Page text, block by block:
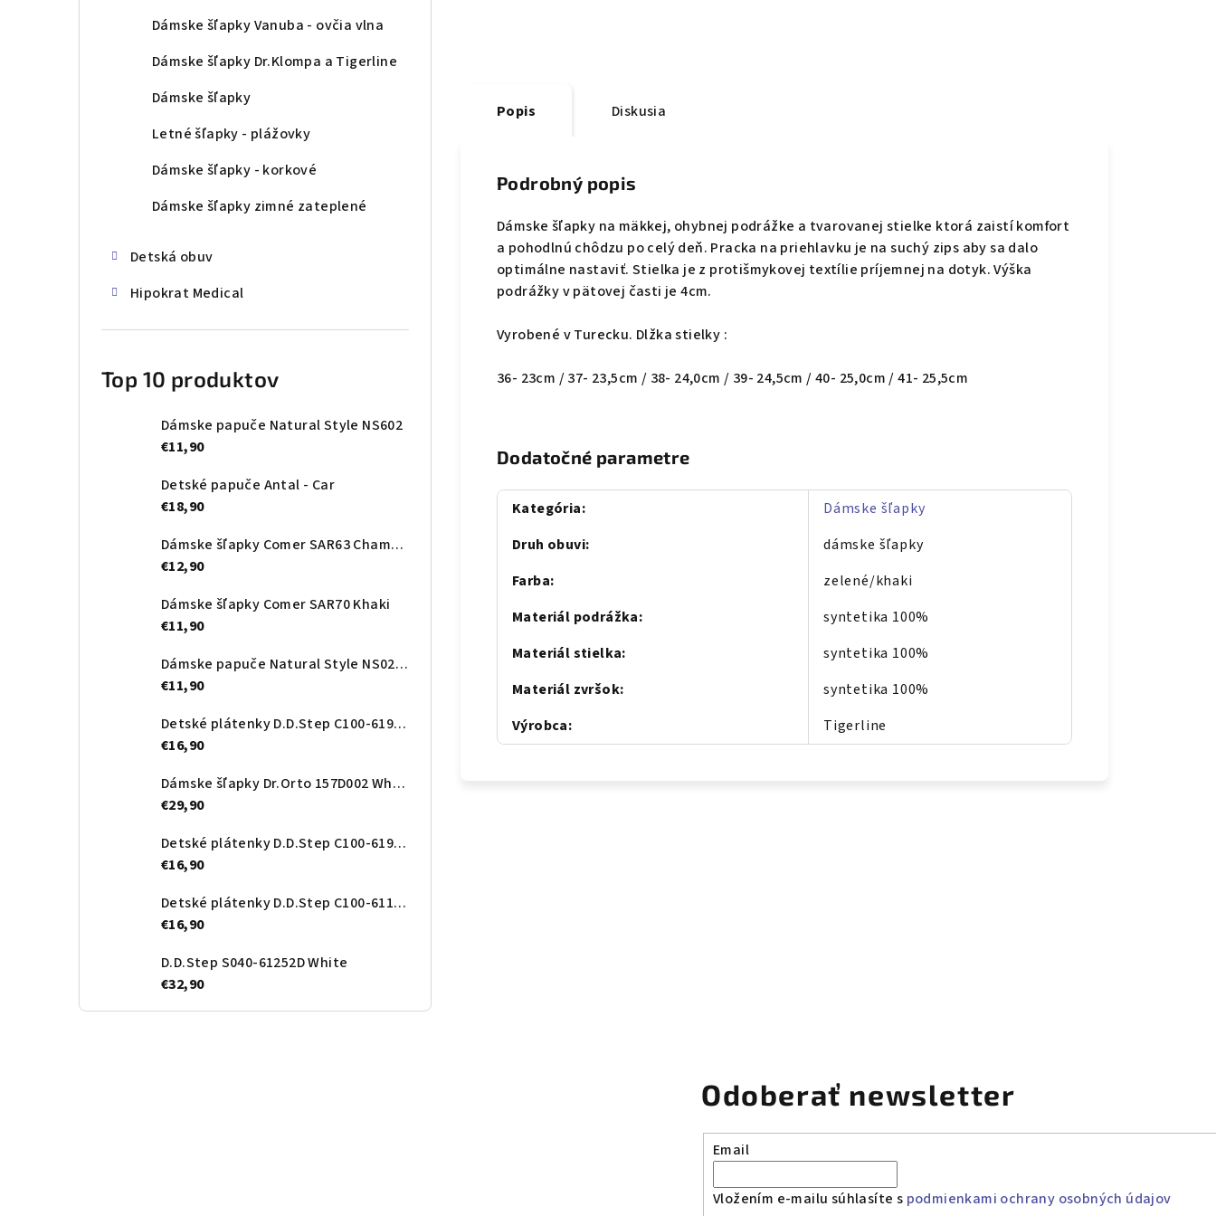
Dámske šľapky Vanuba - ovčia vlna
Dámske šľapky Dr.Klompa a Tigerline
Dámske šľapky
Letné šľapky - plážovky
Dámske šľapky - korkové
Dámske šľapky zimné zateplené
Detská obuv
Hipokrat Medical
Top 10 produktov
Dámske papuče Natural Style NS602
€11,90
Detské papuče Antal - Car
€18,90
Dámske šľapky Comer SAR63 Champagne
€12,90
Dámske šľapky Comer SAR70 Khaki
€11,90
Dámske papuče Natural Style NS022 modré
€11,90
Detské plátenky D.D.Step C100-61963C Hot pink
€16,90
Dámske šľapky Dr.Orto 157D002 White
€29,90
Detské plátenky D.D.Step C100-61963D Baby pink
€16,90
Detské plátenky D.D.Step C100-61143A Cream
€16,90
D.D.Step S040-61252D White
€32,90
Popis Diskusia
Podrobný popis
Dámske šľapky na mäkkej, ohybnej podrážke a tvarovanej stielke ktorá zaistí komfort
a pohodlnú chôdzu po celý deň. Pracka na priehlavku je na suchý zips aby sa dalo
optimálne nastaviť. Stielka je z protišmykovej textílie príjemnej na dotyk. Výška
podrážky v pätovej časti je 4cm.
Vyrobené v Turecku. Dlžka stielky :
36- 23cm / 37- 23,5cm / 38- 24,0cm / 39- 24,5cm / 40- 25,0cm / 41- 25,5cm
Dodatočné parametre
Kategória:
Dámske šľapky
Druh obuvi:
dámske šľapky
Farba:
zelené/khaki
Materiál podrážka:
syntetika 100%
Materiál stielka:
syntetika 100%
Materiál zvršok:
syntetika 100%
Výrobca: Tigerline
Odoberať newsletter
Email
Vložením e-mailu súhlasíte s podmienkami ochrany osobných údajov